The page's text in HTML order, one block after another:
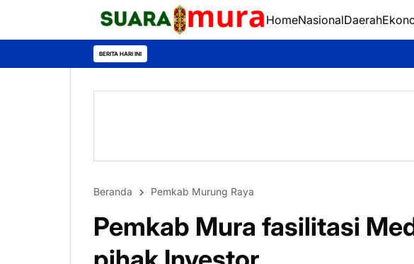
HomeNasionalDaerah
BERITA HARI INI
Beranda Pemkab Murung Raya
Pemkab Mura fasilitasi